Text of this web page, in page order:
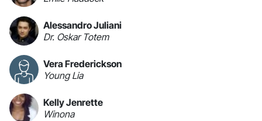
Alessandro Juliani
Dr. Oskar Totem
Vera Frederickson
Young Lia
Kelly Jenrette
Winona